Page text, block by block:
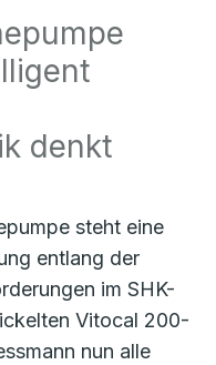
denkt
steht eine
entlang der
im SHK-
Vitocal 200-
nun alle